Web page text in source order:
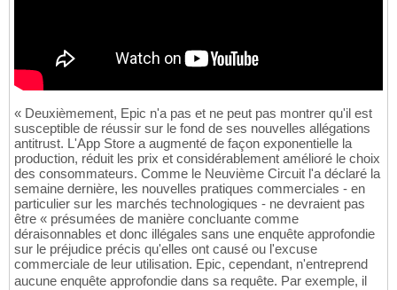
« Deuxièmement, Epic n'a pas et ne peut pas montrer qu'il est
susceptible de réussir sur le fond de ses nouvelles allégations
antitrust. L'App Store a augmenté de façon exponentielle la
production, réduit les prix et considérablement amélioré le choix
des consommateurs. Comme le Neuvième Circuit l'a déclaré la
semaine dernière, les nouvelles pratiques commerciales - en
particulier sur les marchés technologiques - ne devraient pas
être « présumées de manière concluante comme
déraisonnables et donc illégales sans une enquête approfondie
sur le préjudice précis qu'elles ont causé ou l'excuse
commerciale de leur utilisation. Epic, cependant, n'entreprend
aucune enquête approfondie dans sa requête. Par exemple, il